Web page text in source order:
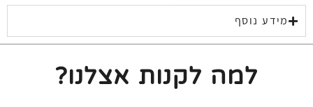
מידע נוסף
למה לקנות אצלנו?